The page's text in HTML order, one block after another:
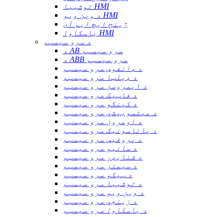
توشیبا HMI
د وین ویو HMI
ژینج ایچ ایم آی
یاسکاوا HMI
د سرو سیسټم
د AB سرو سیسټم
د ABB سرو سیسټم
د ډانفوس سرو سیسټم
د ډیلټا سرو سیسټم
د ایمروسن سرو سیسټم
د فاټیک سرو سیسټم
د کینکو سرو سیسټم
د میتسوبیشي سرو سیسټم
د اومرون سرو سیسټم
د پاناسونیک سرو سیسټم
د پروفیس سرو سیسټم
د سانیو سرو سیسټم
د شنایډر سرو سیسټم
د سیمنز سرو سیسټم
د ټیکو سرو سیسټم
د توشیبا سرو سیسټم
د وین ویو سرو سیسټم
د زینجي سرو سیسټم
د یاسکاوا سرو سیسټم